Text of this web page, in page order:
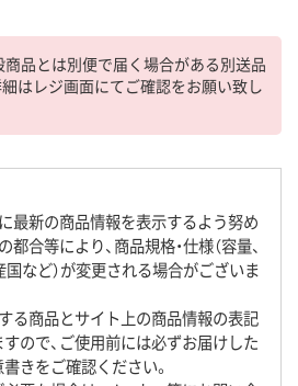
品とは別便で届く場合がある別送品
はレジ画面にてご確認をお願い致し
最新の商品情報を表示するよう努め
合等により、商品規格・仕様（容量、
国など）が変更される場合がございま
る商品とサイト上の商品情報の表記
ので、ご使用前には必ずお届けした
きをご確認ください。